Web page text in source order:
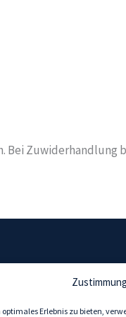
Erlebnis zu bieten,
Bei Zuwiderhandlung